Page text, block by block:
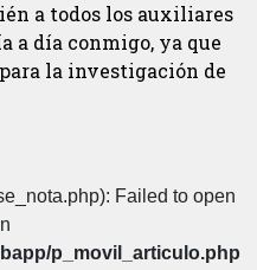
a todos los auxiliares
a día conmigo, ya que
la investigación de
Failed to open
p_movil_articulo.php